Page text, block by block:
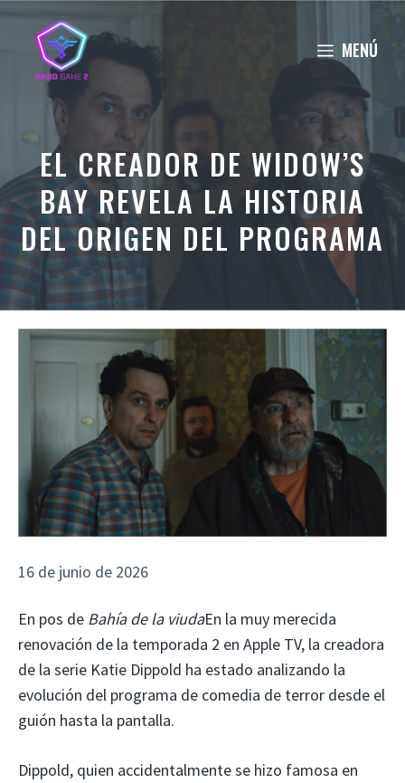
contenido
MENÚ
EL CREADOR DE WIDOW’S
BAY REVELA LA HISTORIA
DEL ORIGEN DEL PROGRAMA
16 de junio de 2026
En pos de Bahía de la viudaEn la muy merecida
renovación de la temporada 2 en Apple TV, la creadora
de la serie Katie Dippold ha estado analizando la
evolución del programa de comedia de terror desde el
guión hasta la pantalla.
Dippold, quien accidentalmente se hizo famosa en